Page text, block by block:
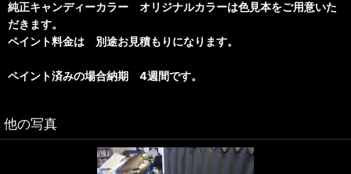
純正キャンディーカラー オリジナルカラーは色見本をご用意いた
だきます。
ペイント料金は 別途お見積もりになります。
ペイント済みの場合納期 4週間です。
他の写真